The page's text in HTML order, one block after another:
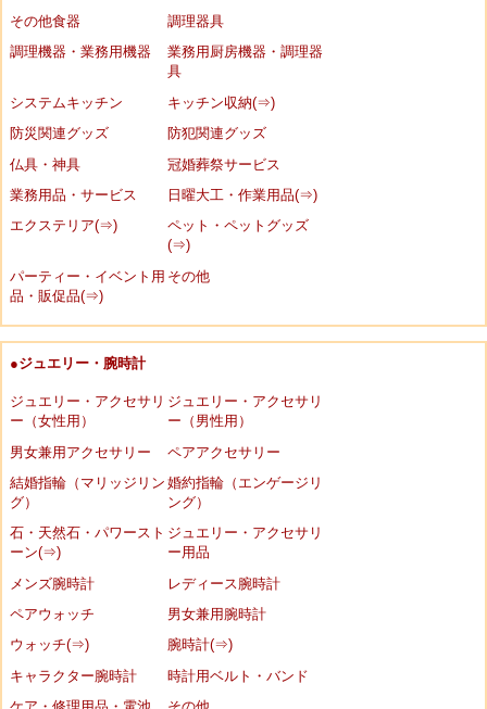
その他食器
調理器具
調理機器・業務用機器
業務用厨房機器・調理器
具
システムキッチン
キッチン収納(⇒)
防災関連グッズ
防犯関連グッズ
仏具・神具
冠婚葬祭サービス
業務用品・サービス
日曜大工・作業用品(⇒)
エクステリア(⇒)
ペット・ペットグッズ
(⇒)
パーティー・イベント用
品・販促品(⇒)
その他
●ジュエリー・腕時計
ジュエリー・アクセサリ
ー（女性用）
ジュエリー・アクセサリ
ー（男性用）
男女兼用アクセサリー
ペアアクセサリー
結婚指輪（マリッジリン
グ）
婚約指輪（エンゲージリ
ング）
石・天然石・パワースト
ーン(⇒)
ジュエリー・アクセサリ
ー用品
メンズ腕時計
レディース腕時計
ペアウォッチ
男女兼用腕時計
ウォッチ(⇒)
腕時計(⇒)
キャラクター腕時計
時計用ベルト・バンド